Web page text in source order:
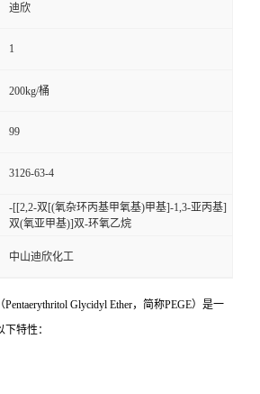
迪欣
1
200kg/桶
99
3126-63-4
-[[2,2-双[(氧杂环丙基甲氧基)甲基]-1,3-亚丙基]
双(氧亚甲基)]双-环氧乙烷
中山迪欣化工
Glycidyl Ether，简称PEGE）是一
特性：